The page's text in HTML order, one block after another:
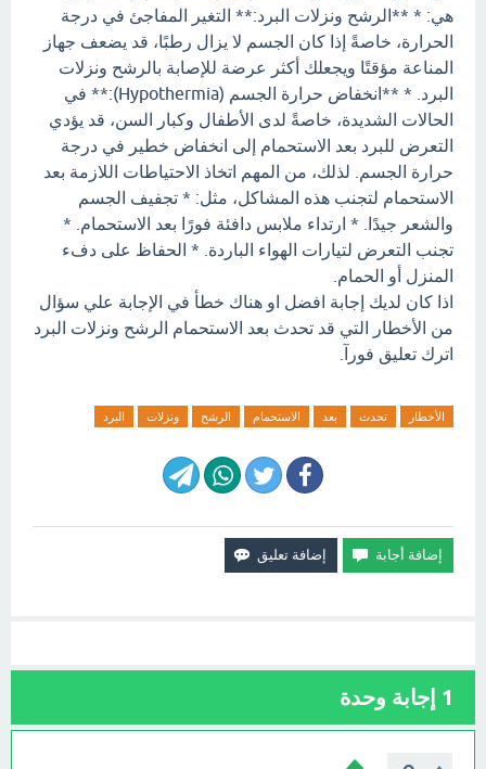
هي: * **الرشح ونزلات البرد:** التغير المفاجئ في درجة
الحرارة، خاصةً إذا كان الجسم لا يزال رطبًا، قد يضعف جهاز
المناعة مؤقتًا ويجعلك أكثر عرضة للإصابة بالرشح ونزلات
البرد. * **انخفاض حرارة الجسم (Hypothermia):** في
الحالات الشديدة، خاصةً لدى الأطفال وكبار السن، قد يؤدي
التعرض للبرد بعد الاستحمام إلى انخفاض خطير في درجة
حرارة الجسم. لذلك، من المهم اتخاذ الاحتياطات اللازمة بعد
الاستحمام لتجنب هذه المشاكل، مثل: * تجفيف الجسم
والشعر جيدًا. * ارتداء ملابس دافئة فورًا بعد الاستحمام. *
تجنب التعرض لتيارات الهواء الباردة. * الحفاظ على دفء
المنزل أو الحمام.
اذا كان لديك إجابة افضل او هناك خطأ في الإجابة علي سؤال
من الأخطار التي قد تحدث بعد الاستحمام الرشح ونزلات البرد
اترك تعليق فورآ.
الأخطار تحدث بعد الاستحمام الرشح ونزلات البرد
1 إجابة وحدة